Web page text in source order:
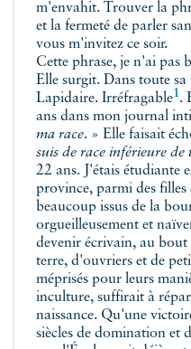
m'envahit. Trouver la
et la fermeté de parler
vous m'invitez ce soir.
Cette phrase, je n'ai pas
Elle surgit. Dans toute sa
Lapidaire. Irréfragable1.
ans dans mon journal
ma race. » Elle faisait
suis de race inférieure de
22 ans. J'étais étudiante
province, parmi des filles
beaucoup issus de la
orgueilleusement et
devenir écrivain, au bout
terre, d'ouvriers et de
méprisés pour leurs
inculture, suffirait à
naissance. Qu'une
siècles de domination et